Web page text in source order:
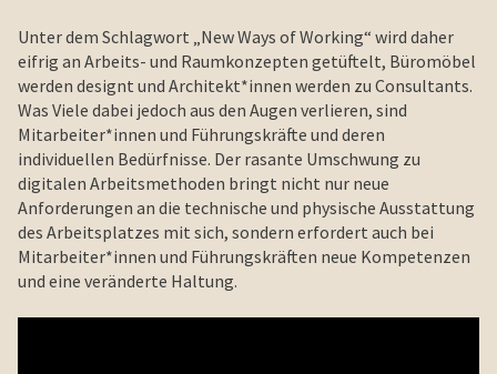
Unter dem Schlagwort „New Ways of Working“ wird daher
eifrig an Arbeits- und Raumkonzepten getüftelt, Büromöbel
werden designt und Architekt*innen werden zu Consultants.
Was Viele dabei jedoch aus den Augen verlieren, sind
Mitarbeiter*innen und Führungskräfte und deren
individuellen Bedürfnisse. Der rasante Umschwung zu
digitalen Arbeitsmethoden bringt nicht nur neue
Anforderungen an die technische und physische Ausstattung
des Arbeitsplatzes mit sich, sondern erfordert auch bei
Mitarbeiter*innen und Führungskräften neue Kompetenzen
und eine veränderte Haltung.